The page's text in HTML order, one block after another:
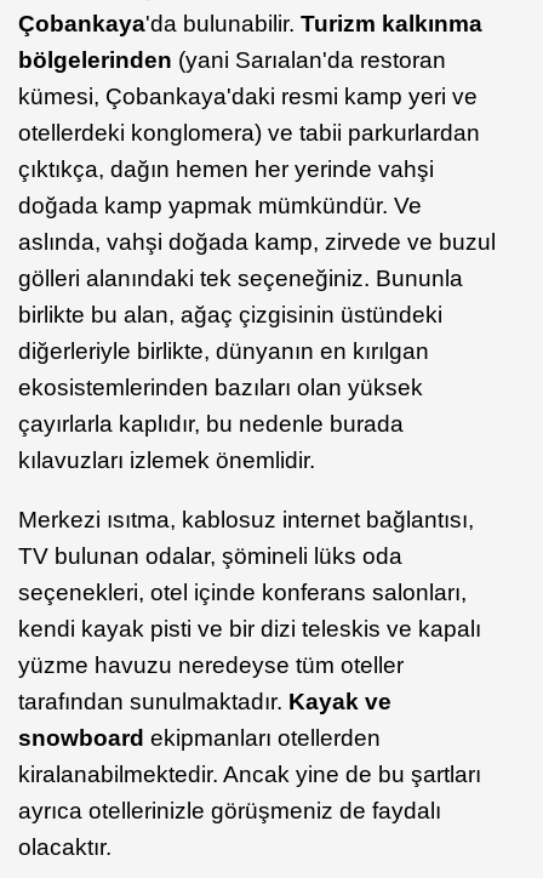
Çobankaya'da bulunabilir. Turizm kalkınma
bölgelerinden (yani Sarıalan'da restoran
kümesi, Çobankaya'daki resmi kamp yeri ve
otellerdeki konglomera) ve tabii parkurlardan
çıktıkça, dağın hemen her yerinde vahşi
doğada kamp yapmak mümkündür. Ve
aslında, vahşi doğada kamp, zirvede ve buzul
gölleri alanındaki tek seçeneğiniz. Bununla
birlikte bu alan, ağaç çizgisinin üstündeki
diğerleriyle birlikte, dünyanın en kırılgan
ekosistemlerinden bazıları olan yüksek
çayırlarla kaplıdır, bu nedenle burada
kılavuzları izlemek önemlidir.
Merkezi ısıtma, kablosuz internet bağlantısı,
TV bulunan odalar, şömineli lüks oda
seçenekleri, otel içinde konferans salonları,
kendi kayak pisti ve bir dizi teleskis ve kapalı
yüzme havuzu neredeyse tüm oteller
tarafından sunulmaktadır. Kayak ve
snowboard ekipmanları otellerden
kiralanabilmektedir. Ancak yine de bu şartları
ayrıca otellerinizle görüşmeniz de faydalı
olacaktır.